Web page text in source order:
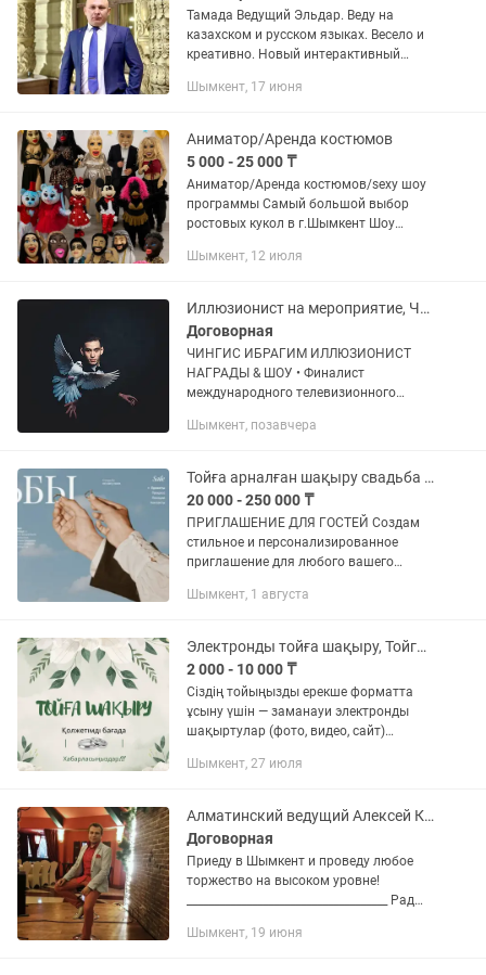
Тамада Ведущий Эльдар. Веду на
казахском и русском языках. Весело и
креативно. Новый интерактивный
Викторины, интерактивы, конкурсы и
Шымкент, 17 июня
Аниматор/Аренда костюмов
5 000 - 25 000 ₸
Аниматор/Аренда костюмов/sexy шоу
программы Самый большой выбор
ростовых кукол в г.Шымкент Шоу
стриптизы sexy Мулатка Наоми
куклы Стрип...
Шымкент, 12 июля
Иллюзионист на мероприятие, Чингис Ибрагим Шымкент фокусник
Договорная
ЧИНГИС ИБРАГИМ ИЛЛЮЗИОНИСТ
НАГРАДЫ & ШОУ • Финалист
международного телевизионного
Чемпион международного фестиваля
центральной...
Шымкент, позавчера
Тойға арналған шақыру свадьба той приглашение для гостей
20 000 - 250 000 ₸
ПРИГЛАШЕНИЕ ДЛЯ ГОСТЕЙ Создам
стильное и персонализированное
приглашение для любого вашего
День рождения / Юбилей 🏢
/ Тематическая...
Шымкент, 1 августа
Электронды тойға шақыру, Тойга шакыру, Пригласительные
2 000 - 10 000 ₸
Сіздің тойыңызды ерекше форматта
ұсыну үшін — заманауи электронды
шақыртулар (фото, видео, сайт)
Қыз ұзату Тұсау кесер Тілашар Сүндет
Шымкент, 27 июля
Алматинский ведущий Алексей Кожемякин в Шымкенте
Договорная
Приеду в Шымкент и проведу любое
торжество на высоком уровне!
подготовкой к торжеству (свадьбе,
Шымкент, 19 июня